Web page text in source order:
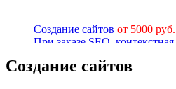
Создание сайтов от 5000 руб.
При заказе SEO,
При заказе SEO,
Создание сайтов